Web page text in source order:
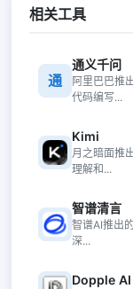
相关工具
通
通义千问
阿里巴巴推
代码编写...
Kimi
月之暗面推
理解和...
智谱清言
智谱AI推出
深...
Dopple AI